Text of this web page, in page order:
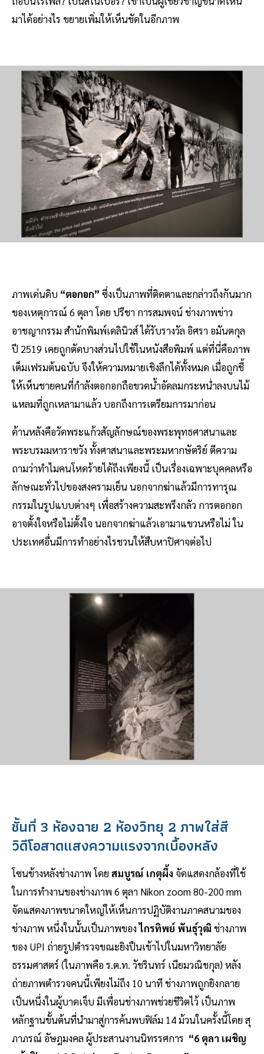
มาได้อย่างไร ขยายเพิ่มให้เห็นชัดในอีกภาพ
ภาพเด่นดิบ “ตอกอก” ซึ่งเป็นภาพที่ติดตาและกล่าวถึงกันมาก
ของเหตุการณ์ 6 ตุลา โดย ปรีชา การสมพจน์ ช่างภาพข่าว
อาชญากรรม สำนักพิมพ์เดลินิวส์ ได้รับรางวัล อิศรา อมันตกุล
ปี 2519 เคยถูกตัดบางส่วนไปใช้ในหนังสือพิมพ์ แต่ที่นี่คือภาพ
เต็มเฟรมต้นฉบับ จึงให้ความหมายเชิงลึกได้ทั้งหมด เมื่อถูกชี้
ให้เห็นชายคนที่กำลังตอกอกถือขวดน้ำอัดลมกระหน่ำลงบนไม้
แหลมที่ถูกเหลามาแล้ว บอกถึงการเตรียมการมาก่อน
ด้านหลังคือวัดพระแก้วสัญลักษณ์ของพระพุทธศาสนาและ
พระบรมมหาราชวัง ทั้งศาสนาและพระมหากษัตริย์ ตีความ
ถามว่าทำไมคนโหดร้ายได้ถึงเพียงนี้ เป็นเรื่องเฉพาะบุคคลหรือ
ลักษณะทั่วไปของสงครามเย็น นอกจากฆ่าแล้วมีการทารุณ
กรรมในรูปแบบต่างๆ เพื่อสร้างความสะพรึงกลัว การตอกอก
อาจตั้งใจหรือไม่ตั้งใจ นอกจากฆ่าแล้วเอามาแขวนหรือไม่ ใน
ประเทศอื่นมีการทำอย่างไรชวนให้สืบหาปิศาจต่อไป
ชั้นที่ 3 ห้องฉาย 2 ห้องวิทยุ 2 ภาพใส่สี
วิดีโอสาดแสงความแรงจากเบื้องหลัง
โซนข้างหลังช่างภาพ โดยสมบูรณ์ เกตุผึ้ง จัดแสดงกล้องที่ใช้
ในการทำงานของช่างภาพ 6 ตุลา Nikon zoom 80-200 mm
จัดแสดงภาพขนาดใหญ่ให้เห็นการปฏิบัติงานภาคสนามของ
ช่างภาพ หนึ่งในนั้นเป็นภาพของไกรทิพย์ พันธุ์วุฒิ ช่างภาพ
ของ UPI ถ่ายรูปตำรวจขณะยิงปืนเข้าไปในมหาวิทยาลัย
ธรรมศาสตร์ (ในภาพคือ ร.ต.ท. วัชรินทร์ เนียมวณิชกุล) หลัง
ถ่ายภาพตำรวจคนนี้เพียงไม่ถึง 10 นาที ช่างภาพถูกยิงกลาย
เป็นหนึ่งในผู้บาดเจ็บ มีเพื่อนช่างภาพช่วยชีวิตไว้ เป็นภาพ
หลักฐานขั้นต้นที่นำมาสู่การค้นพบฟิล์ม 14 ม้วนในครั้งนี้โดย สุ
ภาภรณ์​ อัษฎมงคล ผู้ประสานงานนิทรรศการ “6 ตุลา เผชิญ